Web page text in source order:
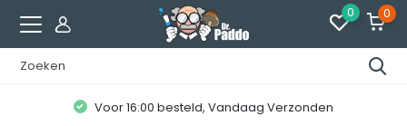
0 0
Klanten geven ons een 8.7 / 10